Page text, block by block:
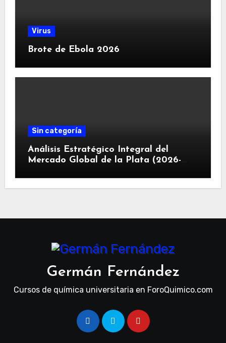
Virus
Brote de Ebola 2026
Sin categoría
Análisis Estratégico Integral del
Mercado Global de la Plata (2026-
Estructural, Revolución Industrial
Germán Fernández
Cursos de química universitaria en ForoQuimico.com